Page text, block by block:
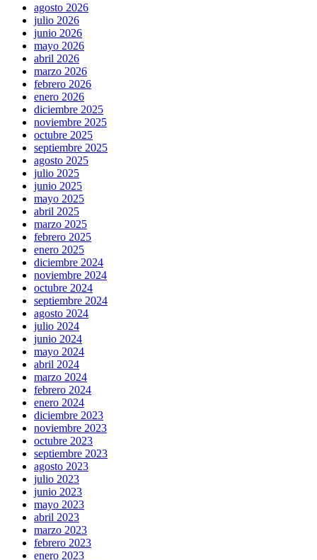
agosto 2026
julio 2026
junio 2026
mayo 2026
abril 2026
marzo 2026
febrero 2026
enero 2026
diciembre 2025
noviembre 2025
octubre 2025
septiembre 2025
agosto 2025
julio 2025
junio 2025
mayo 2025
abril 2025
marzo 2025
febrero 2025
enero 2025
diciembre 2024
noviembre 2024
octubre 2024
septiembre 2024
agosto 2024
julio 2024
junio 2024
mayo 2024
abril 2024
marzo 2024
febrero 2024
enero 2024
diciembre 2023
noviembre 2023
octubre 2023
septiembre 2023
agosto 2023
julio 2023
junio 2023
mayo 2023
abril 2023
marzo 2023
febrero 2023
enero 2023